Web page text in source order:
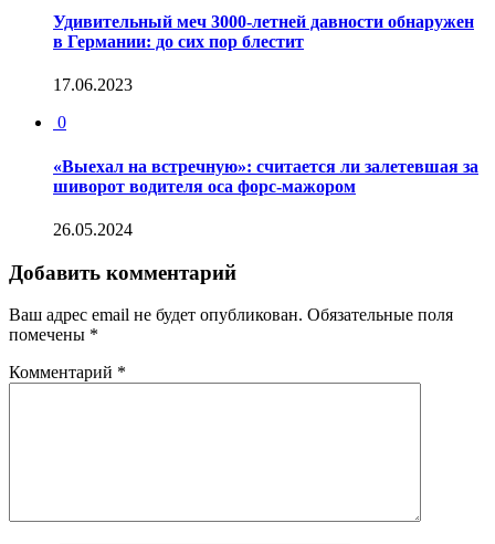
Удивительный меч 3000-летней давности обнаружен
в Германии: до сих пор блестит
17.06.2023
0
«Выехал на встречную»: считается ли залетевшая за
шиворот водителя оса форс-мажором
26.05.2024
Добавить комментарий
Ваш адрес email не будет опубликован. Обязательные поля
помечены *
Комментарий *